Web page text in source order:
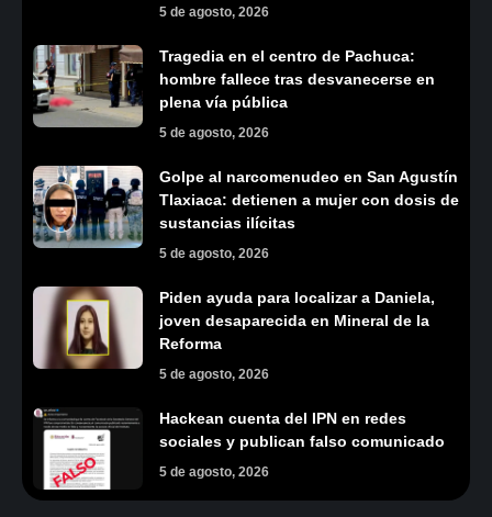
5 de agosto, 2026
Tragedia en el centro de Pachuca:
hombre fallece tras desvanecerse en
plena vía pública
5 de agosto, 2026
Golpe al narcomenudeo en San Agustín
Tlaxiaca: detienen a mujer con dosis de
sustancias ilícitas
5 de agosto, 2026
Piden ayuda para localizar a Daniela,
joven desaparecida en Mineral de la
Reforma
5 de agosto, 2026
Hackean cuenta del IPN en redes
sociales y publican falso comunicado
5 de agosto, 2026